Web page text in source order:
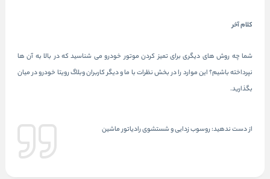
کلام آخر
شما چه روش های دیگری برای تمیز کردن موتور خودرو می شناسید که در بالا به آن ها
نپرداخته باشیم؟ این موارد را در بخش نظرات با ما و دیگر کاربران وبلاگ رویتا خودرو در میان
بگذارید.
از دست ندهید:روسوب زدایی و شستشوی رادیاتور ماشین